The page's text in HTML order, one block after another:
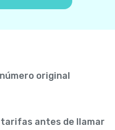
original
antes de llamar